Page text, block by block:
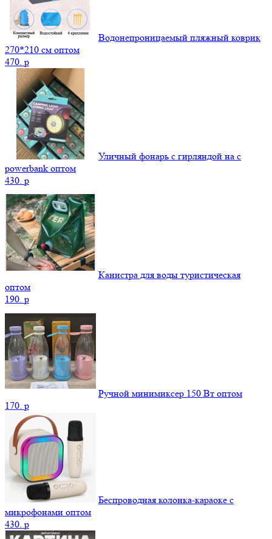
Водонепроницаемый пляжный коврик
270*210 см оптом
470. p
Уличный фонарь с гирляндой на с
powerbank оптом
430. p
Канистра для воды туристическая
оптом
190. p
Ручной минимиксер 150 Вт оптом
170. p
Беспроводная колонка-караоке с
микрофонами оптом
430. p